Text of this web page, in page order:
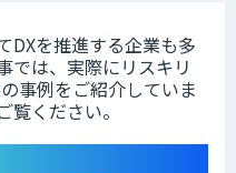
DXを推進する企業も多
では、実際にリスキリ
事例をご紹介していま
ください。